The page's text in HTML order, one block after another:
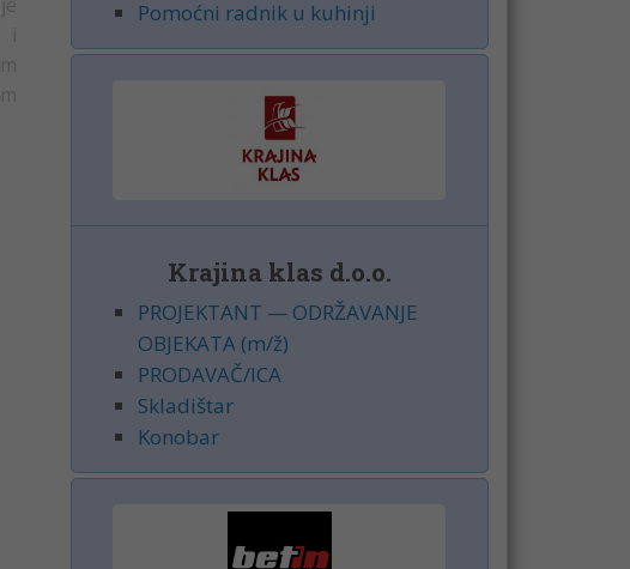
Pomoćni radnik u kuhinji
Krajina klas d.o.o.
PROJEKTANT — ODRŽAVANJE
OBJEKATA (m/ž)
PRODAVAČ/ICA
Skladištar
Konobar